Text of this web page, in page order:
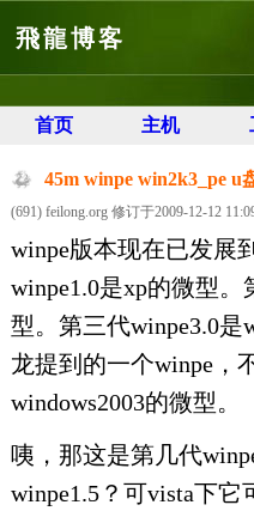
飛龍博客
首页
主机
45m winpe win2k3_pe u
(691) feilong.org 修订于2009-12-12
winpe版本现在已发展
winpe1.0是xp的微型。
型。第三代winpe3.0是
龙提到的一个winpe，
windows2003的微型。
咦，那这是第几代
winpe1.5？可vista下